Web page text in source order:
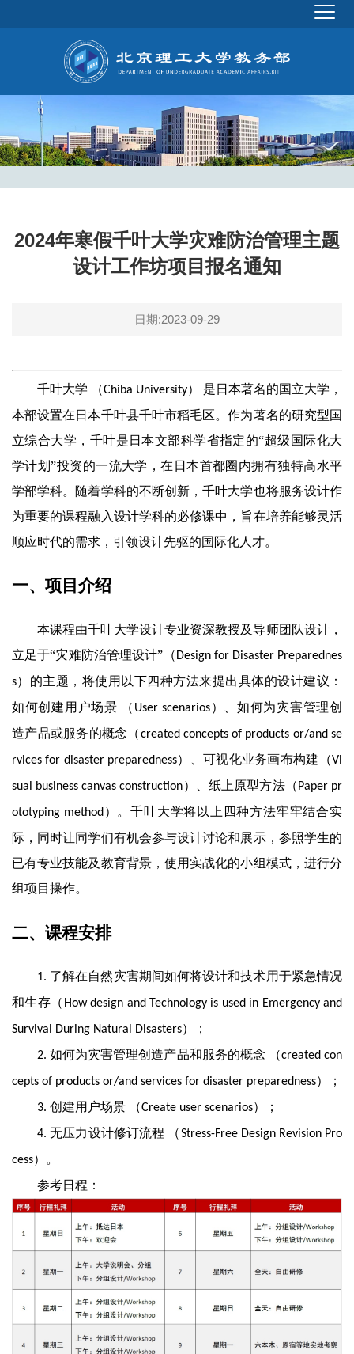
2024年寒假千叶大学灾难防治管理主题
设计工作坊项目报名通知
日期:2023-09-29
千叶大学 （Chiba University） 是日本著名的国立大学，
本部设置在日本千叶县千叶市稻毛区。作为著名的研究型国
立综合大学，千叶是日本文部科学省指定的“超级国际化大
学计划”投资的一流大学，在日本首都圈内拥有独特高水平
学部学科。随着学科的不断创新，千叶大学也将服务设计作
为重要的课程融入设计学科的必修课中，旨在培养能够灵活
顺应时代的需求，引领设计先驱的国际化人才。
一、项目介绍
本课程由千叶大学设计专业资深教授及导师团队设计，
立足于“灾难防治管理设计”（ Design for Disaster Preparednes
s）的主题，将使用以下四种方法来提出具体的设计建议：
如何创建用户场景 （ User scenarios）、如何为灾害管理创
造产品或服务的概念（created concepts of products or/and se
rvices for disaster preparedness）、可视化业务画布构建（Vi
sual business canvas construction）、纸上原型方法（ Paper pr
ototyping method）。千叶大学将以上四种方法牢牢结合实
际，同时让同学们有机会参与设计讨论和展示，参照学生的
已有专业技能及教育背景，使用实战化的小组模式，进行分
组项目操作。
二、课程安排
1. 了解在自然灾害期间如何将设计和技术用于紧急情况
和生存（ How design and Technology is used in Emergency and
Survival During Natural Disasters）；
2.如何为灾害管理创造产品和服务的概念 （created con
cepts of products or/and services for disaster preparedness）；
3. 创建用户场景 （Create user scenarios）；
4.无压力设计修订流程 （Stress-Free Design Revision Pro
cess）。
参考日程：